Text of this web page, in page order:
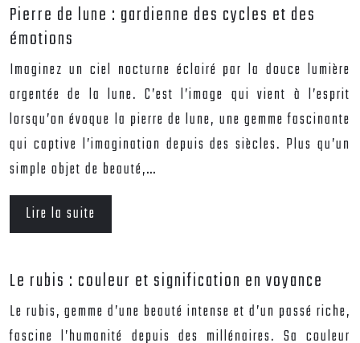
Pierre de lune : gardienne des cycles et des
émotions
Imaginez un ciel nocturne éclairé par la douce lumière
argentée de la lune. C’est l’image qui vient à l’esprit
lorsqu’on évoque la pierre de lune, une gemme fascinante
qui captive l’imagination depuis des siècles. Plus qu’un
simple objet de beauté,…
Lire la suite
Le rubis : couleur et signification en voyance
Le rubis, gemme d’une beauté intense et d’un passé riche,
fascine l’humanité depuis des millénaires. Sa couleur